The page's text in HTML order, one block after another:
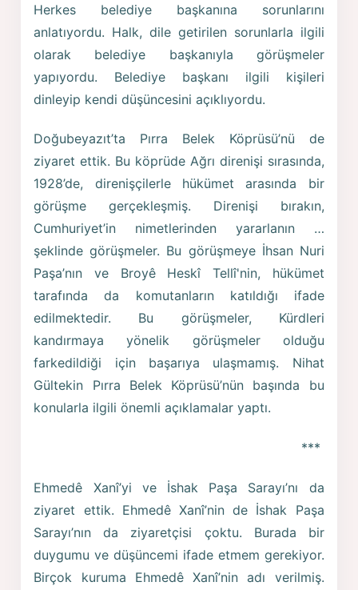
Herkes belediye başkanına sorunlarını
anlatıyordu. Halk, dile getirilen sorunlarla ilgili
olarak belediye başkanıyla görüşmeler
yapıyordu. Belediye başkanı ilgili kişileri
dinleyip kendi düşüncesini açıklıyordu.
Doğubeyazıt’ta Pırra Belek Köprüsü’nü de
ziyaret ettik. Bu köprüde Ağrı direnişi sırasında,
1928’de, direnişçilerle hükümet arasında bir
görüşme gerçekleşmiş. Direnişi bırakın,
Cumhuriyet’in nimetlerinden yararlanın …
şeklinde görüşmeler. Bu görüşmeye İhsan Nuri
Paşa’nın ve Broyê Heskî Tellî'nin, hükümet
tarafında da komutanların katıldığı ifade
edilmektedir. Bu görüşmeler, Kürdleri
kandırmaya yönelik görüşmeler olduğu
farkedildiği için başarıya ulaşmamış. Nihat
Gültekin Pırra Belek Köprüsü’nün başında bu
konularla ilgili önemli açıklamalar yaptı.
***
Ehmedê Xanî’yi ve İshak Paşa Sarayı’nı da
ziyaret ettik. Ehmedê Xanî’nin de İshak Paşa
Sarayı’nın da ziyaretçisi çoktu. Burada bir
duygumu ve düşüncemi ifade etmem gerekiyor.
Birçok kuruma Ehmedê Xanî’nin adı verilmiş.